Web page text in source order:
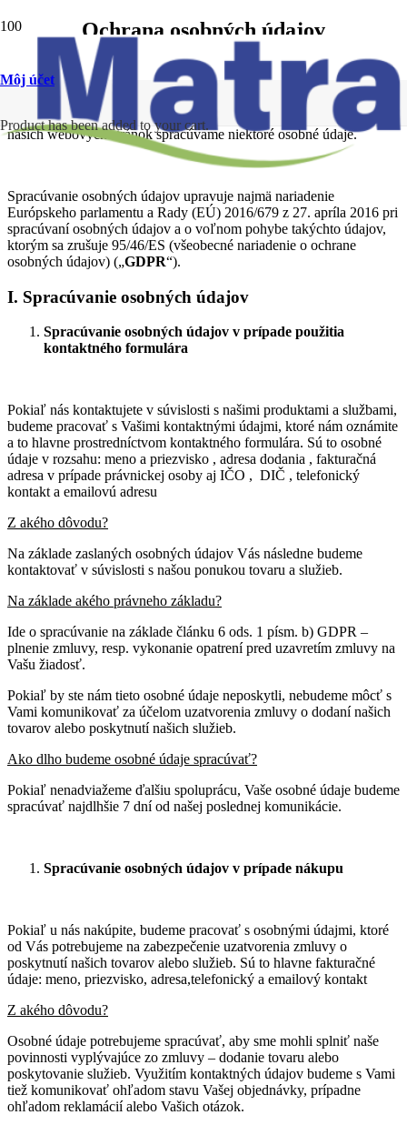
Môj účet
Producthas been added to your cart.
Ochrana osobných údajov
Sme spoločnosť MatraSvet SK s.r.o.
Prevádzkujeme e-shop na webových stránkach
www.old.matrasvet.sk
Pri poskytovaní našich služieb, predaji tovaru a prevádzkovaní
našich webových stránok spracúvame niektoré osobné údaje.
Spracúvanie osobných údajov upravuje najmä nariadenie
Európskeho parlamentu a Rady (EÚ) 2016/679 z 27. apríla 2016 pri
spracúvaní osobných údajov a o voľnom pohybe takýchto údajov,
ktorým sa zrušuje 95/46/ES (všeobecné nariadenie o ochrane
osobných údajov) („GDPR“).
I. Spracúvanie osobných údajov
Spracúvanie osobných údajov v prípade použitia
kontaktného formulára
Pokiaľ nás kontaktujete v súvislosti s našimi produktami a službami,
budeme pracovať s Vašimi kontaktnými údajmi, ktoré nám oznámite
a to hlavne prostredníctvom kontaktného formulára. Sú to osobné
údaje v rozsahu: meno a priezvisko , adresa dodania , fakturačná
adresa v prípade právnickej osoby aj IČO , DIČ , telefonický
kontakt a emailovú adresu
Z akého dôvodu?
Na základe zaslaných osobných údajov Vás následne budeme
kontaktovať v súvislosti s našou ponukou tovaru a služieb.
Na základe akého právneho základu?
Ide o spracúvanie na základe článku 6 ods. 1 písm. b) GDPR –
plnenie zmluvy, resp. vykonanie opatrení pred uzavretím zmluvy na
Vašu žiadosť.
Pokiaľ by ste nám tieto osobné údaje neposkytli, nebudeme môcť s
Vami komunikovať za účelom uzatvorenia zmluvy o dodaní našich
tovarov alebo poskytnutí našich služieb.
Ako dlho budeme osobné údaje spracúvať?
Pokiaľ nenadviažeme ďalšiu spoluprácu, Vaše osobné údaje budeme
spracúvať najdlhšie 7 dní od našej poslednej komunikácie.
Spracúvanie osobných údajov v prípade nákupu
Pokiaľ u nás nakúpite, budeme pracovať s osobnými údajmi, ktoré
od Vás potrebujeme na zabezpečenie uzatvorenia zmluvy o
poskytnutí našich tovarov alebo služieb. Sú to hlavne fakturačné
údaje: meno, priezvisko, adresa,telefonický a emailový kontakt
Z akého dôvodu?
Osobné údaje potrebujeme spracúvať, aby sme mohli splniť naše
povinnosti vyplývajúce zo zmluvy – dodanie tovaru alebo
poskytovanie služieb. Využitím kontaktných údajov budeme s Vami
tiež komunikovať ohľadom stavu Vašej objednávky, prípadne
ohľadom reklamácií alebo Vašich otázok.